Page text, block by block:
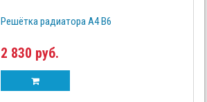
Решётка радиатора A4 B6
2 830 руб.